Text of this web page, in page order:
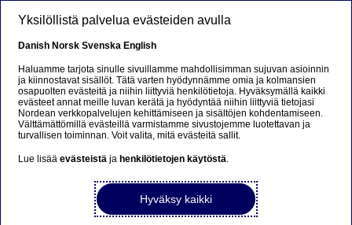
Beklager...
Denne siden findes ikke på norsk
Bli værende på denne siden|Fortsett til en lignende
side på norsk
Yksilöllistä palvelua evästeiden avulla
Danish Norsk Svenska English
Haluamme tarjota sinulle sivuillamme mahdollisimman sujuvan asioinnin
ja kiinnostavat sisällöt. Tätä varten hyödynnämme omia ja kolmansien
osapuolten evästeitä ja niihin liittyviä henkilötietoja. Hyväksymällä kaikki
evästeet annat meille luvan kerätä ja hyödyntää niihin liittyviä tietojasi
Nordean verkkopalvelujen kehittämiseen ja sisältöjen kohdentamiseen.
Välttämättömillä evästeillä varmistamme sivustojemme luotettavan ja
turvallisen toiminnan. Voit valita, mitä evästeitä sallit.
Lue lisääevästeistä ja henkilötietojen käytöstä.
Hyväksy kaikki